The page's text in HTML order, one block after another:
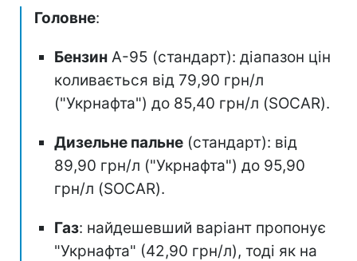
Головне:
Бензин А-95 (стандарт): діапазон цін
коливається від 79,90 грн/л
("Укрнафта") до 85,40 грн/л (SOCAR).
Дизельне пальне (стандарт): від
89,90 грн/л ("Укрнафта") до 95,90
грн/л (SOCAR).
Газ: найдешевший варіант пропонує
"Укрнафта" (42,90 грн/л), тоді як на